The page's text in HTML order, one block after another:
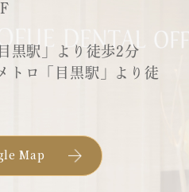
黒駅」より徒歩2分
トロ「目黒駅」より徒
Map